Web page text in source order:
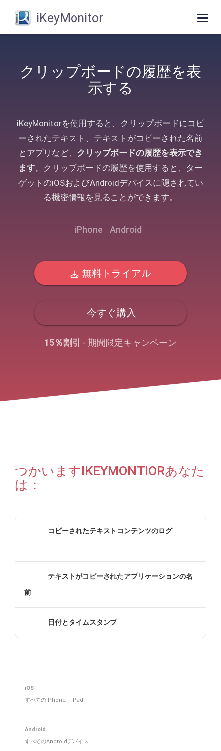
iKeyMonitor
クリップボードの履歴を表
示する
iKeyMonitorを使用すると、クリップボードにコピ
ーされたテキスト、テキストがコピーされた名前
とアプリなど、 クリップボードの履歴を表示でき
ます。クリップボードの履歴を使用すると、ター
ゲットのiOSおよびAndroidデバイスに隠されてい
る機密情報を見ることができます。
iPhone Android
無料トライアル
今すぐ購入
15％割引 - 期間限定キャンペーン
つかいますIKEYMONTIORあなた
は：
コピーされたテキストコンテンツのログ
テキストがコピーされたアプリケーションの名
前
日付とタイムスタンプ
iOS
すべてのiPhone、iPad
Android
すべてのAndroidデバイス